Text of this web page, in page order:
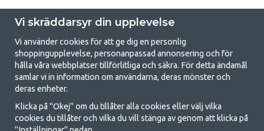
GetCamping.se - Din butik för camping
och uteliv
Att campa kan antingen vara en livsstil eller ett sätt att samla familjen
Vi skräddarsyr din upplevelse
Vi använder cookies för att ge dig en personlig
shoppingupplevelse, personanpassad annonsering och för
hålla våra webbplatser tillförlitliga och säkra. För detta ändamål
samlar vi in information om användarna, deras mönster och
deras enheter.
Klicka på "Okej" om du tillåter alla cookies eller välj vilka
cookies du tillåter och vilka du vill stänga av genom att klicka på